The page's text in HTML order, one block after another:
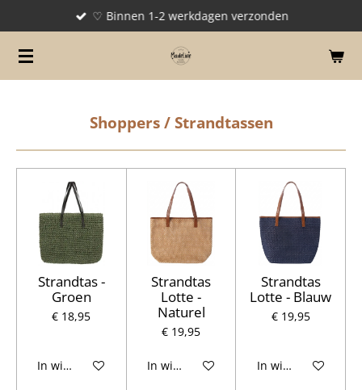
naar
de
♡ Binnen 1-2 werkdagen verzonden
Shoppers / Strandtassen
Strandtas -
Groen
€ 18,95
In winkelwagen
Strandtas
Lotte -
Naturel
€ 19,95
In winkelwagen
Strandtas
Lotte - Blauw
€ 19,95
In winkelwagen